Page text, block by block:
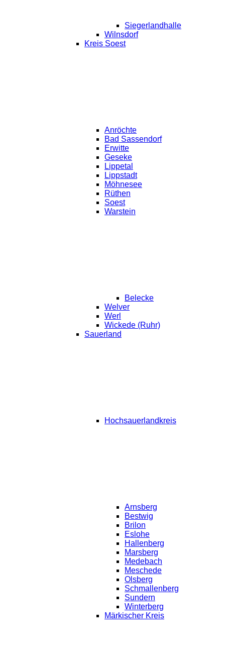
Siegerlandhalle
Wilnsdorf
Kreis Soest
Anröchte
Bad Sassendorf
Erwitte
Geseke
Lippetal
Lippstadt
Möhnesee
Rüthen
Soest
Warstein
Belecke
Welver
Werl
Wickede (Ruhr)
Sauerland
Hochsauerlandkreis
Arnsberg
Bestwig
Brilon
Eslohe
Hallenberg
Marsberg
Medebach
Meschede
Olsberg
Schmallenberg
Sundern
Winterberg
Märkischer Kreis